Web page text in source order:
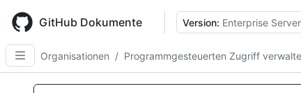
main
content
GitHub Dokumente Version: Enterprise
Organisationen / Programmgesteuerten Zugriff